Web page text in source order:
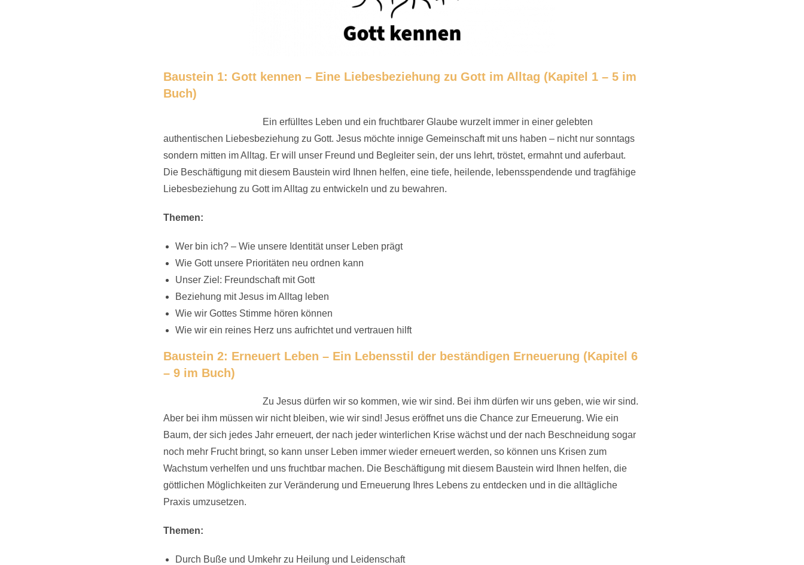
Baustein 1: Gott kennen – Eine Liebesbeziehung zu Gott im Alltag (Kapitel 1 – 5 im
Buch)
Ein erfülltes Leben und ein fruchtbarer Glaube wurzelt immer in einer gelebten
authentischen Liebesbeziehung zu Gott. Jesus möchte innige Gemeinschaft mit uns haben – nicht nur sonntags
sondern mitten im Alltag. Er will unser Freund und Begleiter sein, der uns lehrt, tröstet, ermahnt und auferbaut.
Die Beschäftigung mit diesem Baustein wird Ihnen helfen, eine tiefe, heilende, lebensspendende und tragfähige
Liebesbeziehung zu Gott im Alltag zu entwickeln und zu bewahren.
Themen:
Wer bin ich? – Wie unsere Identität unser Leben prägt
Wie Gott unsere Prioritäten neu ordnen kann
Unser Ziel: Freundschaft mit Gott
Beziehung mit Jesus im Alltag leben
Wie wir Gottes Stimme hören können
Wie wir ein reines Herz uns aufrichtet und vertrauen hilft
Baustein 2: Erneuert Leben – Ein Lebensstil der beständigen Erneuerung (Kapitel 6
– 9 im Buch)
Zu Jesus dürfen wir so kommen, wie wir sind. Bei ihm dürfen wir uns geben, wie wir sind.
Aber bei ihm müssen wir nicht bleiben, wie wir sind! Jesus eröffnet uns die Chance zur Erneuerung. Wie ein
Baum, der sich jedes Jahr erneuert, der nach jeder winterlichen Krise wächst und der nach Beschneidung sogar
noch mehr Frucht bringt, so kann unser Leben immer wieder erneuert werden, so können uns Krisen zum
Wachstum verhelfen und uns fruchtbar machen. Die Beschäftigung mit diesem Baustein wird Ihnen helfen, die
göttlichen Möglichkeiten zur Veränderung und Erneuerung Ihres Lebens zu entdecken und in die alltägliche
Praxis umzusetzen.
Themen:
Durch Buße und Umkehr zu Heilung und Leidenschaft